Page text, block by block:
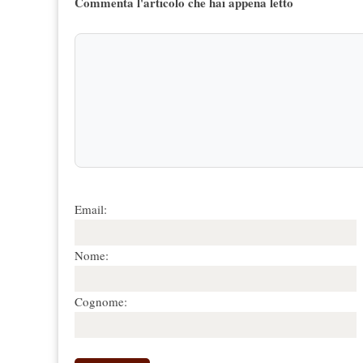
Email:
Nome:
Cognome: